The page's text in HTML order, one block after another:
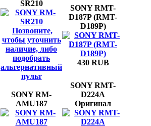
SR210
Позвоните,
чтобы уточнить
наличие, либо
подобрать
альтернативный
пульт
SONY RMT-
D187P (RMT-
D189P)
430 RUB
SONY RM-
AMU187
SONY RMT-
D224A
Оригинал